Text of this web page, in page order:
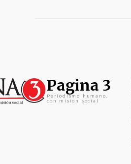
Pagina 3
Periodismo humano,
con mision social